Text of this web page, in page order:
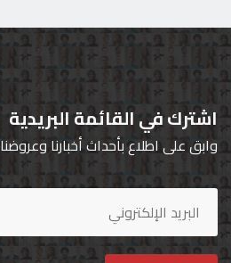
اشترك في القائمة البريدية
وابق على اطلاع بأحداث أخبارنا وعروضنا